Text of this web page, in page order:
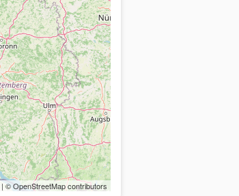
| © OpenStreetMap contributors